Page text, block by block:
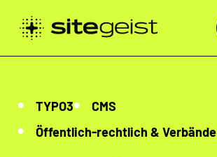
TYPO3
CMS
Öffentlich-rechtlich & Verbände